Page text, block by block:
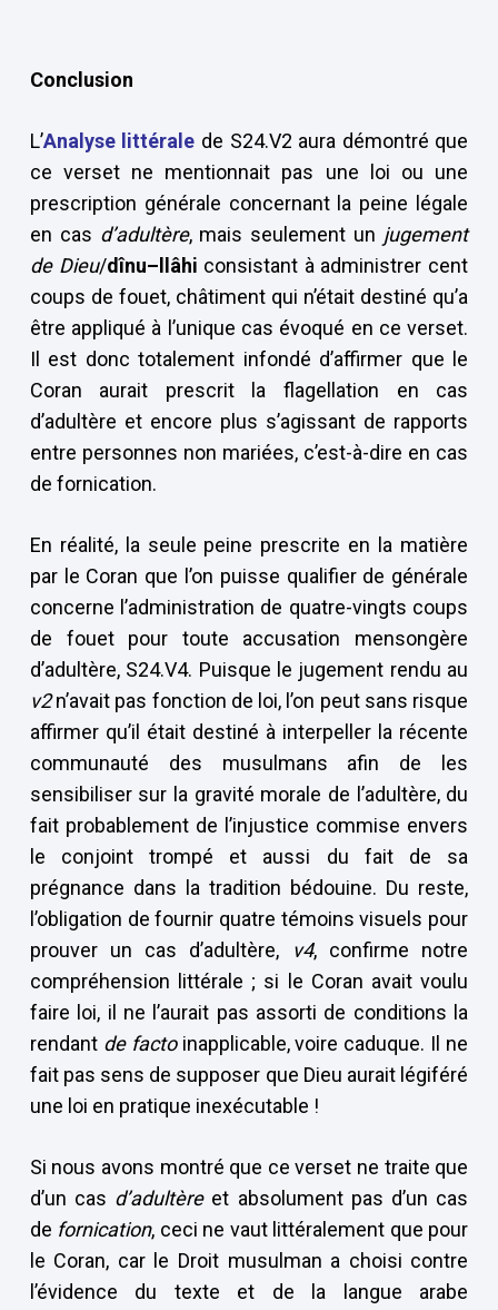
Conclusion
L’Analyse littérale de S24.V2 aura démontré que
ce verset ne mentionnait pas une loi ou une
prescription générale concernant la peine légale
en cas d’adultère, mais seulement un jugement
de Dieu/dînu–llâhi consistant à administrer cent
coups de fouet, châtiment qui n’était destiné qu’a
être appliqué à l’unique cas évoqué en ce verset.
Il est donc totalement infondé d’affirmer que le
Coran aurait prescrit la flagellation en cas
d’adultère et encore plus s’agissant de rapports
entre personnes non mariées, c’est-à-dire en cas
de fornication.
En réalité, la seule peine prescrite en la matière
par le Coran que l’on puisse qualifier de générale
concerne l’administration de quatre-vingts coups
de fouet pour toute accusation mensongère
d’adultère, S24.V4. Puisque le jugement rendu au
v2n’avait pas fonction de loi, l’on peut sans risque
affirmer qu’il était destiné à interpeller la récente
communauté des musulmans afin de les
sensibiliser sur la gravité morale de l’adultère, du
fait probablement de l’injustice commise envers
le conjoint trompé et aussi du fait de sa
prégnance dans la tradition bédouine. Du reste,
l’obligation de fournir quatre témoins visuels pour
prouver un cas d’adultère,
v4, confirme notre
compréhension littérale ; si le Coran avait voulu
faire loi, il ne l’aurait pas assorti de conditions la
rendant de factoinapplicable, voire caduque. Il ne
fait pas sens de supposer que Dieu aurait légiféré
une loi en pratique inexécutable !
Si nous avons montré que ce verset ne traite que
d’un cas d’adultèreet absolument pas d’un cas
de fornication, ceci ne vaut littéralement que pour
le Coran, car le Droit musulman a choisi contre
l’évidence du texte et de la langue arabe